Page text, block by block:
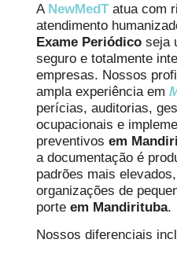
A NewMedT atua com
atendimento
Exame Periódico seja
seguro e totalmente
empresas. Nossos
ampla experiência em
perícias, auditorias,
ocupacionais e
preventivosem
a documentação é
padrões mais
organizações de
porteem Mandirituba.
Nossos diferenciais